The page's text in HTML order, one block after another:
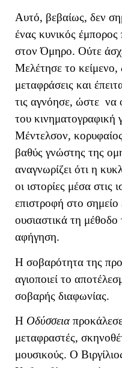
Αυτό, βεβαίως, δεν
ένας κυνικός
στον Όμηρο. Ούτε
Μελέτησε το κείμενο,
μεταφράσεις και
τις αγνόησε, ώστε να
του
Μέντελσον,
βαθύς γνώστης της
αναγνωρίζει ότι η
οι ιστορίες μέσα στις
επιστροφή στο
ουσιαστικά τη
αφήγηση.
Η σοβαρότητα της
αγιοποιεί το
σοβαρής διαφωνίας.
Η Οδύσσειαπροκάλεσε
μεταφραστές,
μουσικούς. Ο